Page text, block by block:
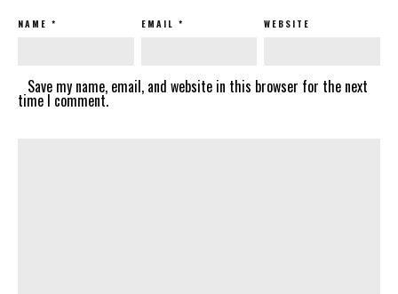
NAME * EMAIL * WEBSITE
Save my name, email, and website in this browser for the next
time I comment.